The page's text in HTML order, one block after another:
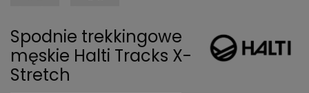
Spodnie trekkingowe
męskie Halti Tracks X-
Stretch